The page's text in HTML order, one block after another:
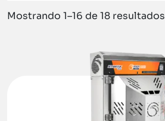
Mostrando 1–16 de 18 resultados